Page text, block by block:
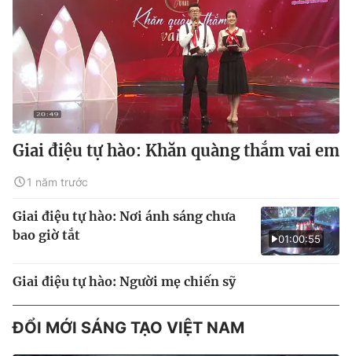
Giai điệu tự hào: Khăn quàng thắm vai em
1 năm trước
01:00:55
Giai điệu tự hào: Nơi ánh sáng chưa
bao giờ tắt
Giai điệu tự hào: Người mẹ chiến sỹ
ĐỔI MỚI SÁNG TẠO VIỆT NAM